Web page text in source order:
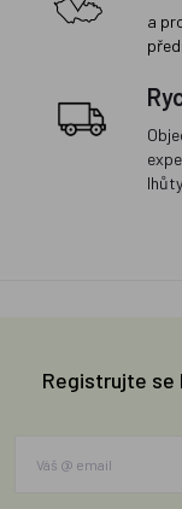
a
Registrujte se